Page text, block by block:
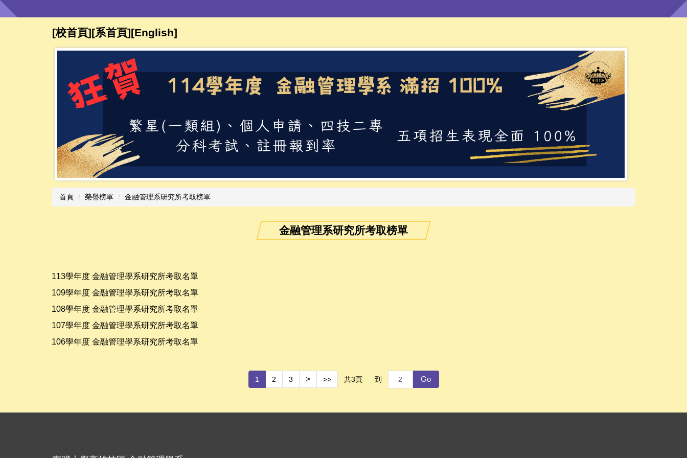
跳
到
[校首頁][系首頁][English]​​​​
首頁 榮譽榜單 金融管理系研究所考取榜單
金融管理系研究所考取榜單
113學年度 金融管理學系研究所考取名單
109學年度 金融管理學系研究所考取名單
108學年度 金融管理學系研究所考取名單
107學年度 金融管理學系研究所考取名單
106學年度 金融管理學系研究所考取名單
1 2 3 > >> 共3頁 到 Go